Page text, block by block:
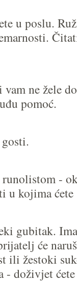
u poslu.
ne žele
pomoć.
-
u kojima ćete
gubitak.
će
ili žestoki
- doživjet